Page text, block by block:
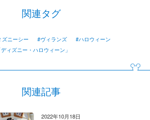
関連タグ
ズニーシー #ヴィランズ
#ハロウィーン
ィズニー・ハロウィーン」
関連記事
2022年10月18日